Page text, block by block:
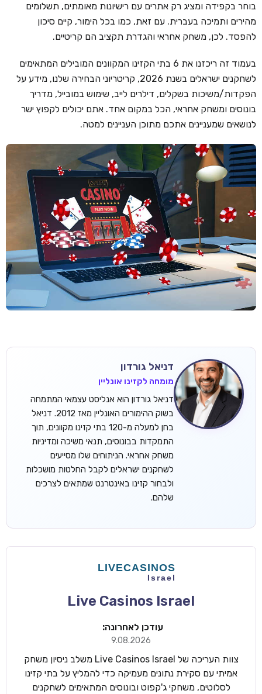
בוחר בקפידה ומציג רק אתרים עם רישיונות מאומתים, תשלומים
מהירים ותמיכה בעברית. עם זאת, כמו בכל הימור, קיים סיכון
להפסד. לכן, משחק אחראי והגדרת תקציב הם קריטיים.
בעמוד זה ריכזנו את 6 בתי הקזינו המקוונים המובילים המתאימים
לשחקנים ישראלים בשנת 2026, קריטריוני הבחירה שלנו, מידע על
הפקדות/משיכות בשקלים, דילרים לייב, שימוש במובייל, מדריך
בונוסים ומשחק אחראי, הכל במקום אחד. אתם יכולים לקפוץ ישר
לנושאים שמעניינים אתכם מתוכן העניינים למטה.
דניאל גורדון
מומחה לקזינו אונליין
דניאל גורדון הוא אנליסט עצמאי המתמחה
בשוק ההימורים האונליין מאז 2012. דניאל
בחן למעלה מ-120 בתי קזינו מקוונים, תוך
התמקדות בבונוסים, תנאי משיכה ומדיניות
משחק אחראי. הניתוחים שלו מסייעים
לשחקנים ישראלים לקבל החלטות מושכלות
ולבחור קזינו באינטרנט שמתאים לצרכים
שלהם.
Live Casinos Israel
עודכן לאחרונה:
9.08.2026
צוות העריכה של Live Casinos Israel משלב ניסיון משחק
אמיתי עם סקירת נתונים מעמיקה כדי להמליץ על בתי קזינו
לסלוטים, משחקי ג'קפוט ובונוסים המתאימים לשחקנים